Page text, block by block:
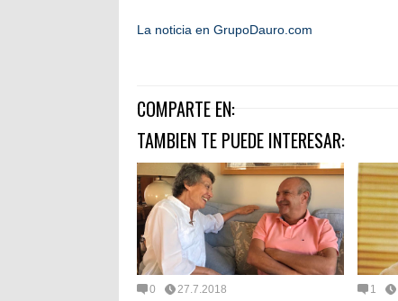
La noticia en GrupoDauro.com
COMPARTE EN:
TAMBIEN TE PUEDE INTERESAR:
0 27.7.2018 1